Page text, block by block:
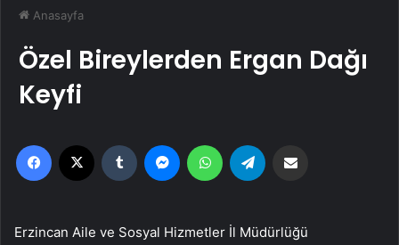
Anasayfa
Özel Bireylerden Ergan Dağı
Keyfi
Facebook Tumblr MessengerWhatsApp
Erzincan Aile ve Sosyal Hizmetler İl Müdürlüğü